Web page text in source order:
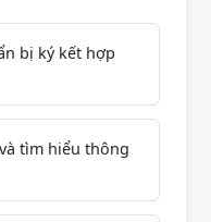
bị ký kết hợp
tìm hiểu thông